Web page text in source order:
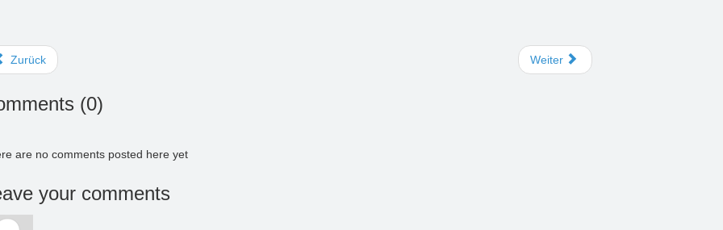
Zurück Weiter
(0)
are no comments posted here yet
your comments